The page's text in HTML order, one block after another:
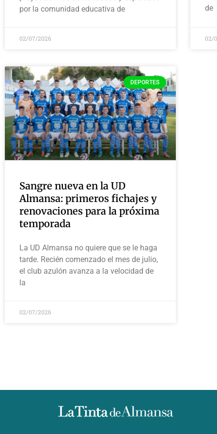
por la comunidad educativa de
02/07/2026
de
02/
DEPORTES
Sangre nueva en la UD
Almansa: primeros fichajes y
renovaciones para la próxima
temporada
La UD Almansa no quiere que se le haga
tarde. Recién comenzado el mes de julio,
el club azulón avanza a la velocidad de
la
02/07/2026